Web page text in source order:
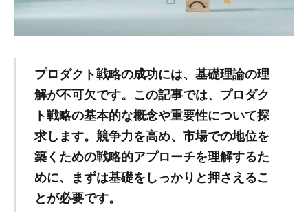
プロダクト戦略の成功には、基礎理論の理
解が不可欠です。この記事では、プロダク
ト戦略の基本的な概念や重要性について探
求します。競争力を高め、市場での地位を
築くための戦略的アプローチを理解するた
めに、まずは基礎をしっかりと押さえるこ
とが必要です。